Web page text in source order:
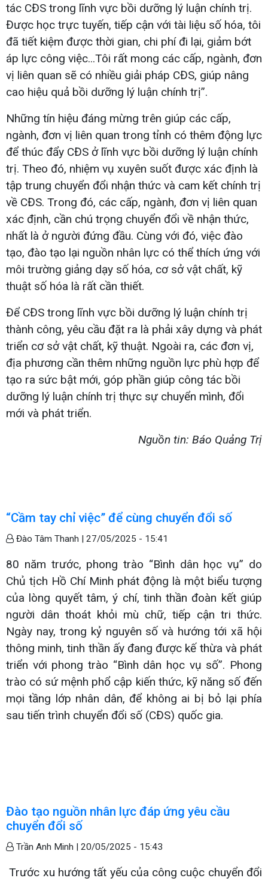
tác CĐS trong lĩnh vực bồi dưỡng lý luận chính trị.
Được học trực tuyến, tiếp cận với tài liệu số hóa, tôi
đã tiết kiệm được thời gian, chi phí đi lại, giảm bớt
áp lực công việc...Tôi rất mong các cấp, ngành, đơn
vị liên quan sẽ có nhiều giải pháp CĐS, giúp nâng
cao hiệu quả bồi dưỡng lý luận chính trị”.
Những tín hiệu đáng mừng trên giúp các cấp,
ngành, đơn vị liên quan trong tỉnh có thêm động lực
để thúc đẩy CĐS ở lĩnh vực bồi dưỡng lý luận chính
trị. Theo đó, nhiệm vụ xuyên suốt được xác định là
tập trung chuyển đổi nhận thức và cam kết chính trị
về CĐS. Trong đó, các cấp, ngành, đơn vị liên quan
xác định, cần chú trọng chuyển đổi về nhận thức,
nhất là ở người đứng đầu. Cùng với đó, việc đào
tạo, đào tạo lại nguồn nhân lực có thể thích ứng với
môi trường giảng dạy số hóa, cơ sở vật chất, kỹ
thuật số hóa là rất cần thiết.
Để CĐS trong lĩnh vực bồi dưỡng lý luận chính trị
thành công, yêu cầu đặt ra là phải xây dựng và phát
triển cơ sở vật chất, kỹ thuật. Ngoài ra, các đơn vị,
địa phương cần thêm những nguồn lực phù hợp để
tạo ra sức bật mới, góp phần giúp công tác bồi
dưỡng lý luận chính trị thực sự chuyển mình, đổi
mới và phát triển.
Nguồn tin: Báo Quảng Trị
“Cầm tay chỉ việc” để cùng chuyển đổi số
Đào Tâm Thanh | 27/05/2025 - 15:41
80 năm trước, phong trào “Bình dân học vụ” do
Chủ tịch Hồ Chí Minh phát động là một biểu tượng
của lòng quyết tâm, ý chí, tinh thần đoàn kết giúp
người dân thoát khỏi mù chữ, tiếp cận tri thức.
Ngày nay, trong kỷ nguyên số và hướng tới xã hội
thông minh, tinh thần ấy đang được kế thừa và phát
triển với phong trào “Bình dân học vụ số”. Phong
trào có sứ mệnh phổ cập kiến thức, kỹ năng số đến
mọi tầng lớp nhân dân, để không ai bị bỏ lại phía
sau tiến trình chuyển đổi số (CĐS) quốc gia.
Đào tạo nguồn nhân lực đáp ứng yêu cầu
chuyển đổi số
Trần Anh Minh | 20/05/2025 - 15:43
Trước xu hướng tất yếu của công cuộc chuyển đổi